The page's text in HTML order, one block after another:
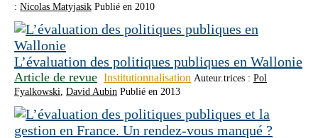
: Nicolas Matyjasik Publié en 2010
L’évaluation des politiques publiques en Wallonie
Article de revue Institutionnalisation Auteur.trices : Pol
Fyalkowski, David Aubin Publié en 2013